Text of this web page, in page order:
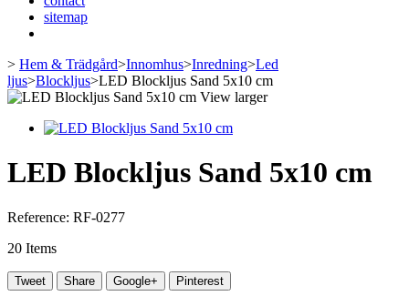
sitemap
> Hem & Trädgård>Innomhus>Inredning>Led
ljus>Blockljus>LED Blockljus Sand 5x10 cm
View larger
LED Blockljus Sand 5x10 cm
Reference: RF-0277
20 Items
Tweet Share Google+ Pinterest